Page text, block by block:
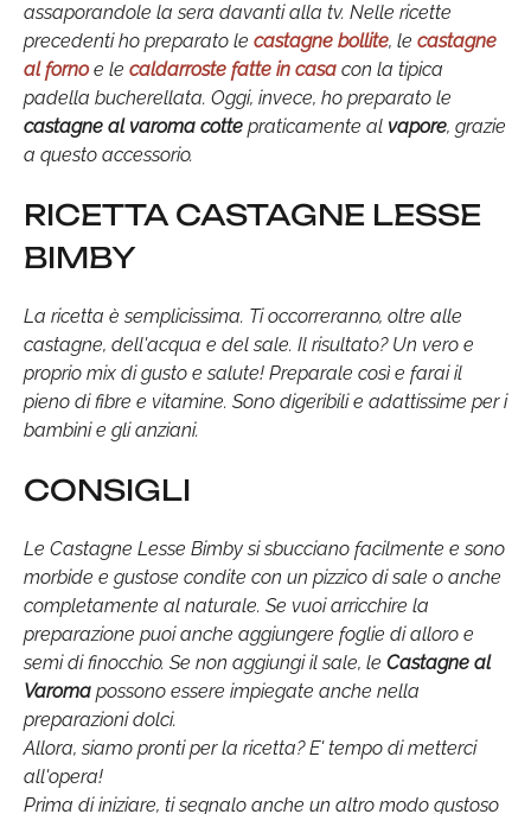
assaporandole la sera davanti alla tv. Nelle ricette
precedenti ho preparato le castagne bollite, le castagne
al fornoe le caldarroste fatte in casa con la tipica
padella bucherellata. Oggi, invece, ho preparato le
castagne al varoma cotte praticamente al vapore, grazie
a questo accessorio.
RICETTA CASTAGNE LESSE
BIMBY
La ricetta è semplicissima. Ti occorreranno, oltre alle
castagne, dell'acqua e del sale. Il risultato? Un vero e
proprio mix di gusto e salute! Preparale così e farai il
pieno di fibre e vitamine. Sono digeribili e adattissime per i
bambini e gli anziani.
CONSIGLI
Le Castagne Lesse Bimby si sbucciano facilmente e sono
morbide e gustose condite con un pizzico di sale o anche
completamente al naturale. Se vuoi arricchire la
preparazione puoi anche aggiungere foglie di alloro e
semi di finocchio. Se non aggiungi il sale, le Castagne al
Varoma possono essere impiegate anche nella
preparazioni dolci.
Allora, siamo pronti per la ricetta? E' tempo di metterci
all'opera!
Prima di iniziare, ti segnalo anche un altro modo gustoso